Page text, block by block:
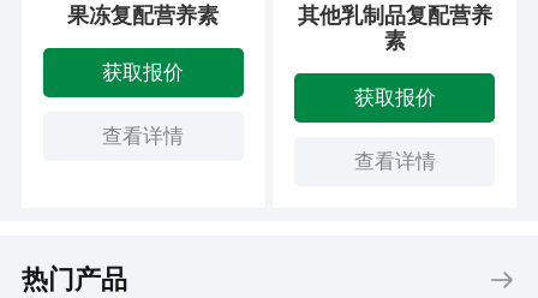
果冻复配营养素
获取报价
查看详情
其他乳制品复配营养
素
获取报价
查看详情
热门产品